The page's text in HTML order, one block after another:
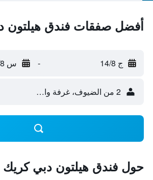
أفضل صفقات فندق هيلتون
ج 14/8 - س 15/8
2 من الضيوف، غرفة واحدة
حول فندق هيلتون دبي كريك